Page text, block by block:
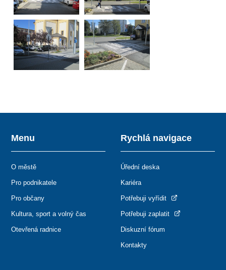
Menu
O městě
Pro podnikatele
Pro občany
Kultura, sport a volný čas
Otevřená radnice
Rychlá navigace
Úřední deska
Kariéra
Potřebuji vyřídit
Potřebuji zaplatit
Diskuzní fórum
Kontakty